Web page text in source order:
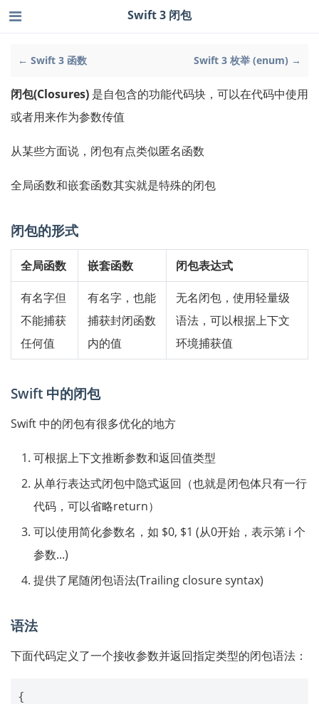
← Swift 3 函数 Swift 3 枚举 (enum) →
Swift 3 闭包
闭包(Closures) 是自包含的功能代码块，可以在代码中使用
或者用来作为参数传值
从某些方面说，闭包有点类似匿名函数
全局函数和嵌套函数其实就是特殊的闭包
闭包的形式
全局函数 嵌套函数 闭包表达式
有名字但
不能捕获
任何值
有名字，也能
捕获封闭函数
内的值
无名闭包，使用轻量级
语法，可以根据上下文
环境捕获值
Swift 中的闭包
Swift 中的闭包有很多优化的地方
可根据上下文推断参数和返回值类型
从单行表达式闭包中隐式返回（也就是闭包体只有一行
代码，可以省略return）
可以使用简化参数名，如 $0, $1 (从0开始，表示第 i 个
参数...)
提供了尾随闭包语法(Trailing closure syntax)
语法
下面代码定义了一个接收参数并返回指定类型的闭包语法：
{